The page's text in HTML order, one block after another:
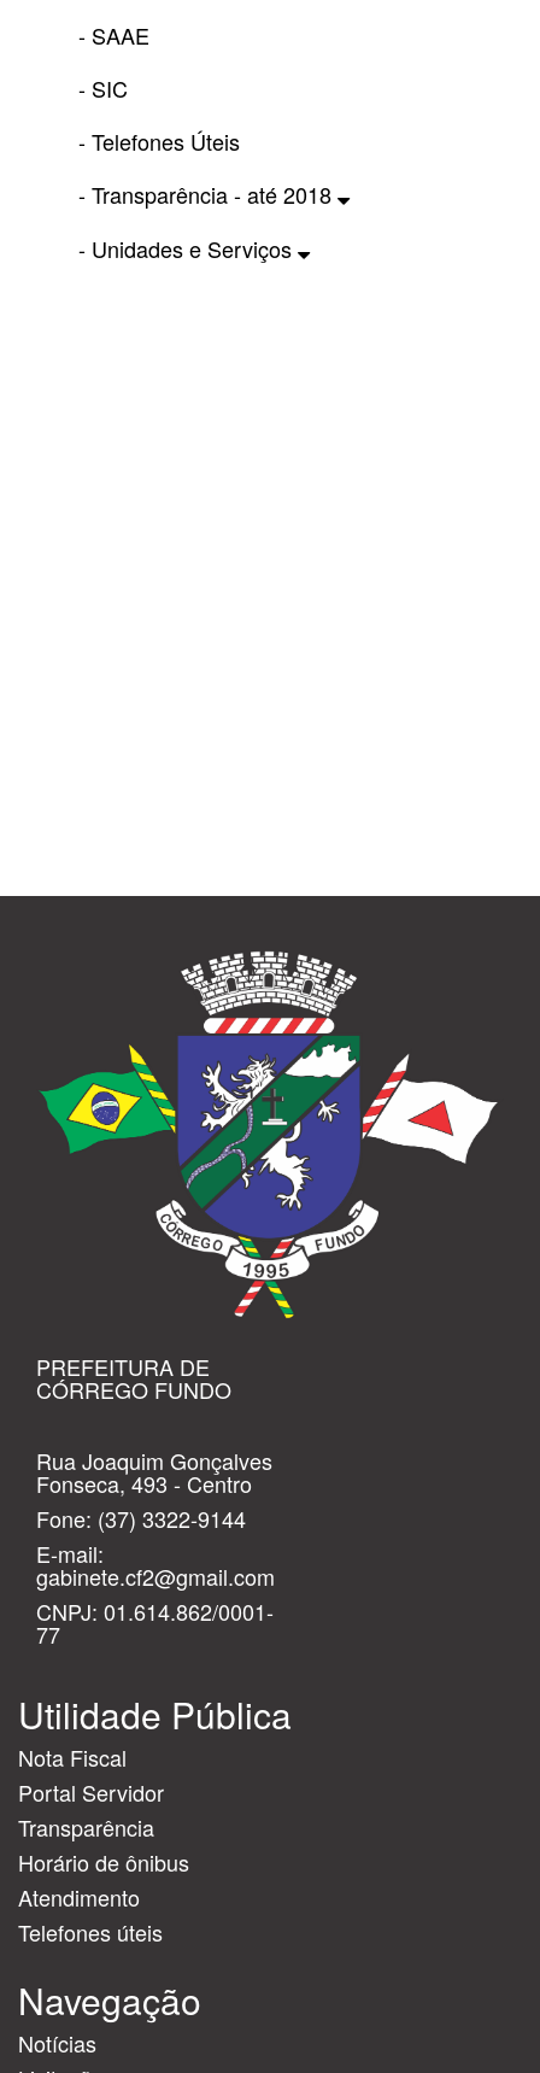
- SAAE
- SIC
- Telefones Úteis
- Transparência - até 2018
- Unidades e Serviços
PREFEITURA DE
CÓRREGO FUNDO
Rua Joaquim Gonçalves
Fonseca, 493 - Centro
Fone: (37) 3322-9144
E-mail:
gabinete.cf2@gmail.com
CNPJ: 01.614.862/0001-
77
Utilidade Pública
Nota Fiscal
Portal Servidor
Transparência
Horário de ônibus
Atendimento
Telefones úteis
Navegação
Notícias